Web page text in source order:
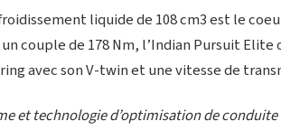
liquide de 108 cm3 est le
couple de 178 Nm, l’Indian Pursuit Elite
avec son V-twin et une vitesse de
et technologie d’optimisation de conduite